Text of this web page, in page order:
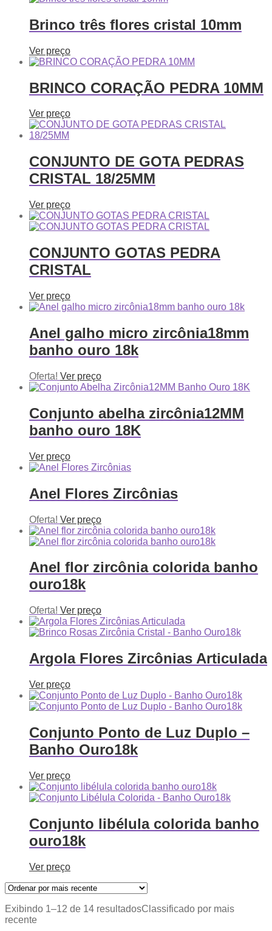
Brinco três flores cristal 10mm
Ver preço
BRINCO CORAÇÃO PEDRA 10MM
Ver preço
CONJUNTO DE GOTA PEDRAS
CRISTAL 18/25MM
Ver preço
CONJUNTO GOTAS PEDRA
CRISTAL
Ver preço
Anel galho micro zircônia18mm
banho ouro 18k
Oferta! Ver preço
Conjunto abelha zircônia12MM
banho ouro 18K
Ver preço
Anel Flores Zircônias
Oferta! Ver preço
Anel flor zircônia colorida banho
ouro18k
Oferta! Ver preço
Argola Flores Zircônias Articulada
Ver preço
Conjunto Ponto de Luz Duplo –
Banho Ouro18k
Ver preço
Conjunto libélula colorida banho
ouro18k
Ver preço
Exibindo 1–12 de 14 resultadosClassificado por mais
recente